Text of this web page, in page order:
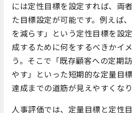
には定性目標を設定すれば、両
た目標設定が可能です。例えば
を減らす」という定性目標を設
成するために何をするべきかイ
う。そこで「既存顧客への定期
やす」といった短期的な定量目
達成までの道筋が見えやすくなり
人事評価では、定量目標と定性